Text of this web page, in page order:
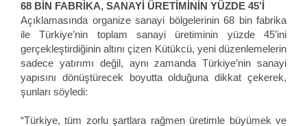
68 BİN FABRİKA, SANAYİ ÜRETİMİNİN YÜZDE 45’İ
Açıklamasında organize sanayi bölgelerinin 68 bin fabrika
ile Türkiye’nin toplam sanayi üretiminin yüzde 45’ini
gerçekleştirdiğinin altını çizen Kütükcü, yeni düzenlemelerin
sadece yatırımı değil, aynı zamanda Türkiye’nin sanayi
yapısını dönüştürecek boyutta olduğuna dikkat çekerek,
şunları söyledi:
“Türkiye, tüm zorlu şartlara rağmen üretimle büyümek ve